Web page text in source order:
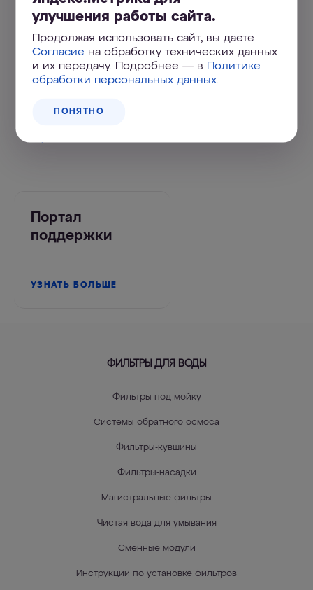
Сменный модуль B510-02
1 210 ₽
Портал
поддержки
УЗНАТЬ БОЛЬШЕ
улучшения работы сайта.
Продолжая использовать сайт, вы даете
Согласие на обработку технических данных
и их передачу. Подробнее — в Политике
обработки персональных данных
ПОНЯТНО
ФИЛЬТРЫ ДЛЯ ВОДЫ
Фильтры под мойку
Системы обратного осмоса
Фильтры-кувшины
Фильтры-насадки
Магистральные фильтры
Чистая вода для умывания
Сменные модули
Инструкции по установке фильтров